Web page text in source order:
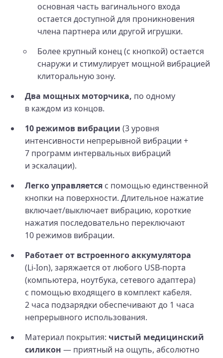
основная часть вагинального входа
остается доступной для проникновения
члена партнера или другой игрушки.
Более крупный конец (с кнопкой) остается
снаружи и стимулирует мощной вибрацией
клиторальную зону.
Два мощных моторчика, по одному
в каждом из концов.
10 режимов вибрации (3 уровня
интенсивности непрерывной вибрации +
7 программ интервальных вибраций
и эскалации).
Легко управляется с помощью единственной
кнопки на поверхности. Длительное нажатие
включает/выключает вибрацию, короткие
нажатия последовательно переключают
10 режимов вибрации.
Работает от встроенного аккумулятора
(Li‑Ion), заряжается от любого USB-порта
(компьютера, ноутбука, сетевого адаптера)
с помощью входящего в комплект кабеля.
2 часа подзарядки обеспечивают до 1 часа
непрерывного использования.
Материал покрытия: чистый медицинский
силикон — приятный на ощупь, абсолютно